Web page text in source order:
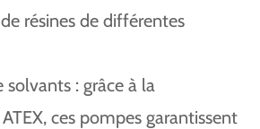
résines de différentes
solvants : grâce à la
ces pompes garantissent